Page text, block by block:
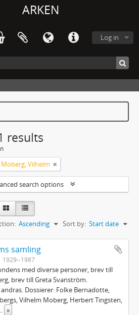
ARKEN
Log in
results
Moberg, Vilhelm
search options
Sort by: Start date
Ascending
samling
1929--1987
med diverse personer, brev till
brev till Greta Svanström.
Dossierer: Folke Bernadotte,
Vilhelm Moberg, Herbert Tingsten,
»